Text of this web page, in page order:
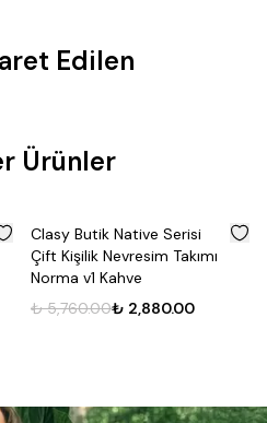
Edilen
Ürünler
% 50
Clasy Butik Native Serisi
Çift Kişilik Nevresim Takımı
Norma v1 Kahve
₺ 5,760.00₺ 2,880.00